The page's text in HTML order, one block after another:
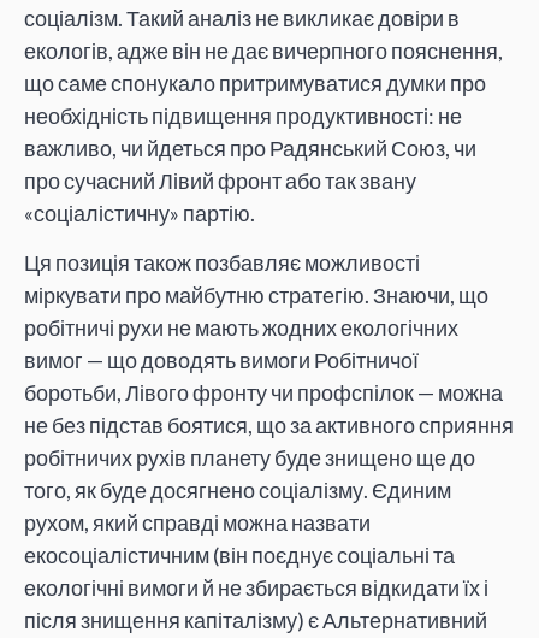
соціалізм. Такий аналіз не викликає довіри в
екологів, адже він не дає вичерпного пояснення,
що саме спонукало притримуватися думки про
необхідність підвищення продуктивності: не
важливо, чи йдеться про Радянський Союз, чи
про сучасний Лівий фронт або так звану
«соціалістичну» партію.
Ця позиція також позбавляє можливості
міркувати про майбутню стратегію. Знаючи, що
робітничі рухи не мають жодних екологічних
вимог — що доводять вимоги Робітничої
боротьби, Лівого фронту чи профспілок — можна
не без підстав боятися, що за активного сприяння
робітничих рухів планету буде знищено ще до
того, як буде досягнено соціалізму. Єдиним
рухом, який справді можна назвати
екосоціалістичним (він поєднує соціальні та
екологічні вимоги й не збирається відкидати їх і
після знищення капіталізму) є Альтернативний